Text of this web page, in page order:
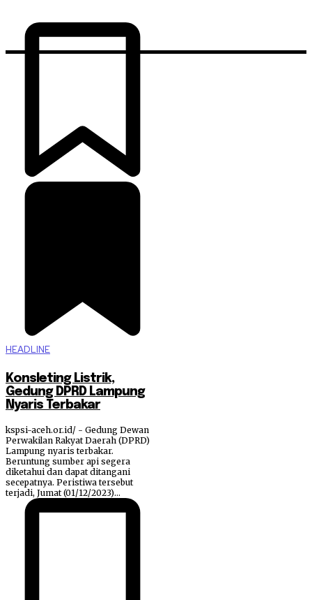
HEADLINE
Konsleting Listrik,
Gedung DPRD Lampung
Nyaris Terbakar
kspsi-aceh.or.id/ - Gedung Dewan
Perwakilan Rakyat Daerah (DPRD)
Lampung nyaris terbakar.
Beruntung sumber api segera
diketahui dan dapat ditangani
secepatnya. Peristiwa tersebut
terjadi, Jumat (01/12/2023)...